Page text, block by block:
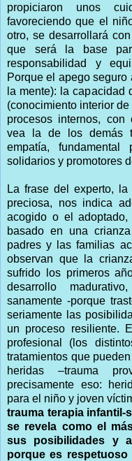
propiciaron unos
favoreciendo que el
otro, se desarrollará
que será la base
responsabilidad y
Porque el apego seguro
la mente): la capacidad
(conocimiento interior
procesos internos, con
vea la de los demás
empatía,
solidarios y promotores
La frase del experto,
preciosa, nos indica
acogido o el
basado en una
padres y las familias
observan que la
sufrido los primeros
desarrollo
sanamente -porque
seriamente las
un proceso resiliente.
profesional (los
tratamientos que
heridas –trauma
precisamente eso:
para el niño y joven
trauma terapia infantil-
se revela como el
sus posibilidades y
porque es